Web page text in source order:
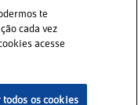
te
cada vez
acesse
os cookies